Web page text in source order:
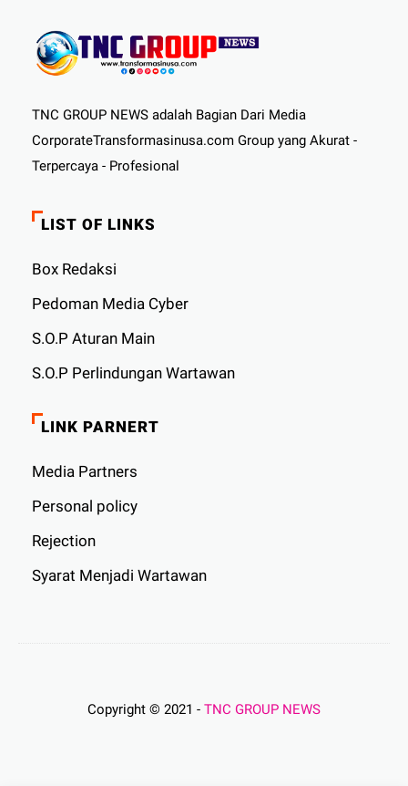
TNC GROUP NEWS adalah Bagian Dari Media
CorporateTransformasinusa.com Group yang Akurat -
Terpercaya - Profesional
LIST OF LINKS
Box Redaksi
Pedoman Media Cyber
S.O.P Aturan Main
S.O.P Perlindungan Wartawan
LINK PARNERT
Media Partners
Personal policy
Rejection
Syarat Menjadi Wartawan
Copyright © 2021 - TNC GROUP NEWS